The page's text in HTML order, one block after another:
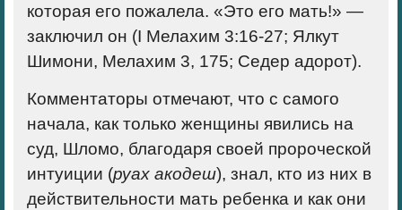
которая его пожалела. «Это его мать!» —
заключил он (I Мелахим 3:16-27; Ялкут
Шимони, Мелахим 3, 175; Седер адорот).
Комментаторы отмечают, что с самого
начала, как только женщины явились на
суд, Шломо, благодаря своей пророческой
интуиции (руах акодеш), знал, кто из них в
действительности мать ребенка и как они